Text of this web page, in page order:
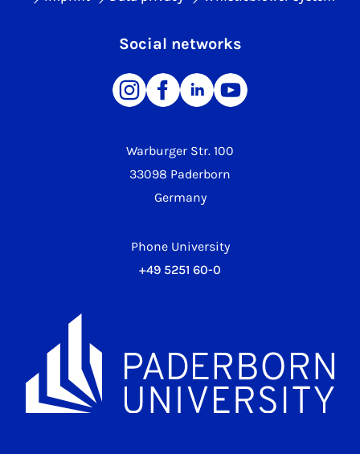
Warburger Str. 100
33098 Paderborn
Germany
Phone University
+49 5251 60-0
Social networks